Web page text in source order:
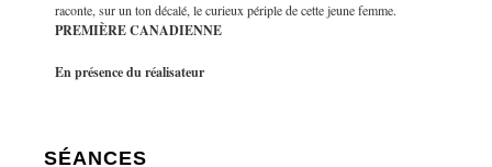
raconte, sur un ton décalé, le curieux périple de cette jeune femme.
PREMIÈRE CANADIENNE
En présence du réalisateur
SÉANCES